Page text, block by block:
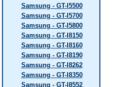
Samsung - GT-I5500
Samsung - GT-I5700
Samsung - GT-I5800
Samsung - GT-I8150
Samsung - GT-I8160
Samsung - GT-I8190
Samsung - GT-I8262
Samsung - GT-I8350
Samsung - GT-I8552